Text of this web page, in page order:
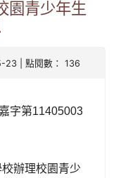
園青少年生
23 | 點閱數： 136
字第11405003
辦理校園青少